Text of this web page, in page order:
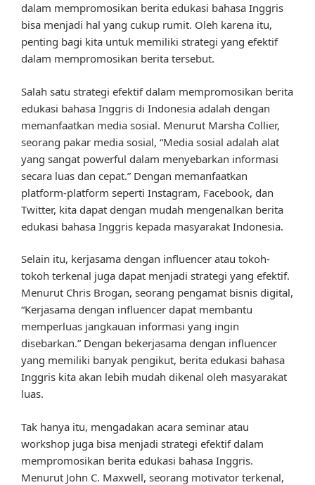
dalam mempromosikan berita edukasi bahasa Inggris
bisa menjadi hal yang cukup rumit. Oleh karena itu,
penting bagi kita untuk memiliki strategi yang efektif
dalam mempromosikan berita tersebut.
Salah satu strategi efektif dalam mempromosikan berita
edukasi bahasa Inggris di Indonesia adalah dengan
memanfaatkan media sosial. Menurut Marsha Collier,
seorang pakar media sosial, “Media sosial adalah alat
yang sangat powerful dalam menyebarkan informasi
secara luas dan cepat.” Dengan memanfaatkan
platform-platform seperti Instagram, Facebook, dan
Twitter, kita dapat dengan mudah mengenalkan berita
edukasi bahasa Inggris kepada masyarakat Indonesia.
Selain itu, kerjasama dengan influencer atau tokoh-
tokoh terkenal juga dapat menjadi strategi yang efektif.
Menurut Chris Brogan, seorang pengamat bisnis digital,
“Kerjasama dengan influencer dapat membantu
memperluas jangkauan informasi yang ingin
disebarkan.” Dengan bekerjasama dengan influencer
yang memiliki banyak pengikut, berita edukasi bahasa
Inggris kita akan lebih mudah dikenal oleh masyarakat
luas.
Tak hanya itu, mengadakan acara seminar atau
workshop juga bisa menjadi strategi efektif dalam
mempromosikan berita edukasi bahasa Inggris.
Menurut John C. Maxwell, seorang motivator terkenal,